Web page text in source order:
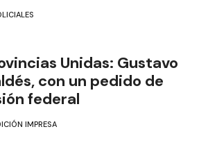
Unidas: Gustavo
con un pedido de
federal
IMPRESA